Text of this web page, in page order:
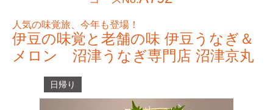
人気の味覚旅、今年も登場！
伊豆の味覚と老舗の味 伊豆うなぎ＆
メロン 沼津うなぎ専門店 沼津京丸
日帰り